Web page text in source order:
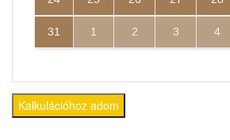
31 1 2 3 4
Kalkulációhoz adom